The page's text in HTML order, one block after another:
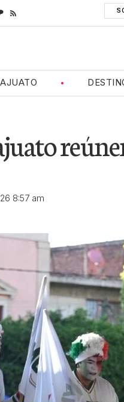
8:57 am